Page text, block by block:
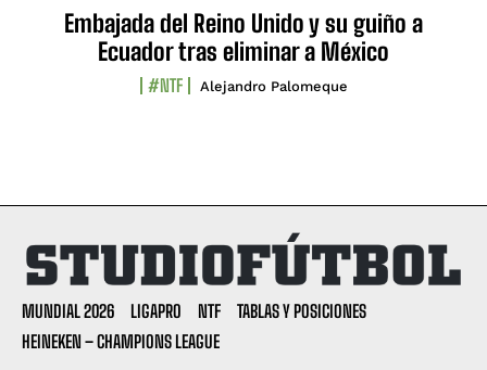
Embajada del Reino Unido y su guiño a
Ecuador tras eliminar a México
#NTF Alejandro Palomeque
MUNDIAL 2026 LIGAPRO NTF
TABLAS Y POSICIONES
HEINEKEN – CHAMPIONS LEAGUE